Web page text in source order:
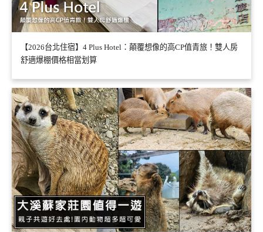
【2026台北住宿】4 Plus Hotel：顛覆想像的高CP值青旅！雙人房
舒適爆棚價格相當划算